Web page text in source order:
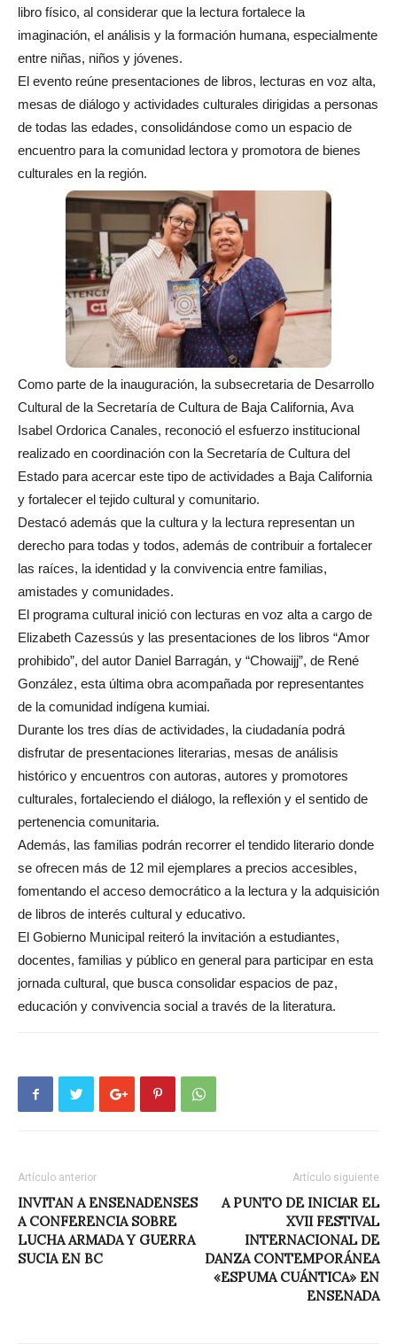
libro físico, al considerar que la lectura fortalece la
imaginación, el análisis y la formación humana, especialmente
entre niñas, niños y jóvenes.
El evento reúne presentaciones de libros, lecturas en voz alta,
mesas de diálogo y actividades culturales dirigidas a personas
de todas las edades, consolidándose como un espacio de
encuentro para la comunidad lectora y promotora de bienes
culturales en la región.
Como parte de la inauguración, la subsecretaria de Desarrollo
Cultural de la Secretaría de Cultura de Baja California, Ava
Isabel Ordorica Canales, reconoció el esfuerzo institucional
realizado en coordinación con la Secretaría de Cultura del
Estado para acercar este tipo de actividades a Baja California
y fortalecer el tejido cultural y comunitario.
Destacó además que la cultura y la lectura representan un
derecho para todas y todos, además de contribuir a fortalecer
las raíces, la identidad y la convivencia entre familias,
amistades y comunidades.
El programa cultural inició con lecturas en voz alta a cargo de
Elizabeth Cazessús y las presentaciones de los libros “Amor
prohibido”, del autor Daniel Barragán, y “Chowaijj”, de René
González, esta última obra acompañada por representantes
de la comunidad indígena kumiai.
Durante los tres días de actividades, la ciudadanía podrá
disfrutar de presentaciones literarias, mesas de análisis
histórico y encuentros con autoras, autores y promotores
culturales, fortaleciendo el diálogo, la reflexión y el sentido de
pertenencia comunitaria.
Además, las familias podrán recorrer el tendido literario donde
se ofrecen más de 12 mil ejemplares a precios accesibles,
fomentando el acceso democrático a la lectura y la adquisición
de libros de interés cultural y educativo.
El Gobierno Municipal reiteró la invitación a estudiantes,
docentes, familias y público en general para participar en esta
jornada cultural, que busca consolidar espacios de paz,
educación y convivencia social a través de la literatura.
Artículo anterior
INVITAN A ENSENADENSES
A CONFERENCIA SOBRE
LUCHA ARMADA Y GUERRA
SUCIA EN BC
Artículo siguiente
A PUNTO DE INICIAR EL
XVII FESTIVAL
INTERNACIONAL DE
DANZA CONTEMPORÁNEA
«ESPUMA CUÁNTICA» EN
ENSENADA